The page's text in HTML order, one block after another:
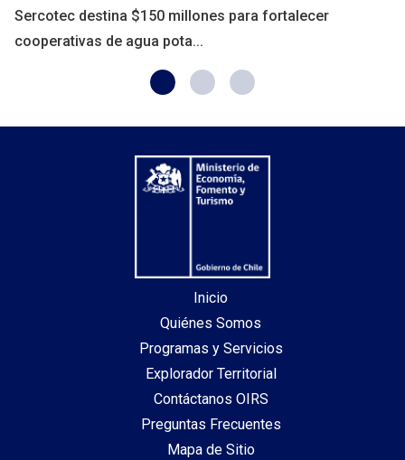
Sercotec destina $150 millones para fortalecer
cooperativas de agua pota...
Inicio
Quiénes Somos
Programas y Servicios
Explorador Territorial
Contáctanos OIRS
Preguntas Frecuentes
Mapa de Sitio